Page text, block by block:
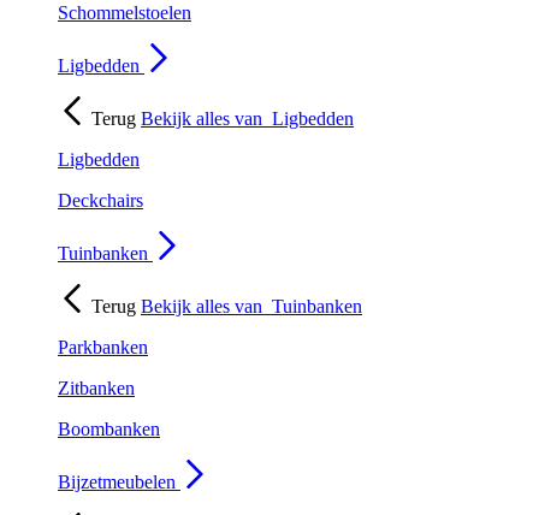
Schommelstoelen
Ligbedden
Terug Bekijk alles van Ligbedden
Ligbedden
Deckchairs
Tuinbanken
Terug Bekijk alles van Tuinbanken
Parkbanken
Zitbanken
Boombanken
Bijzetmeubelen